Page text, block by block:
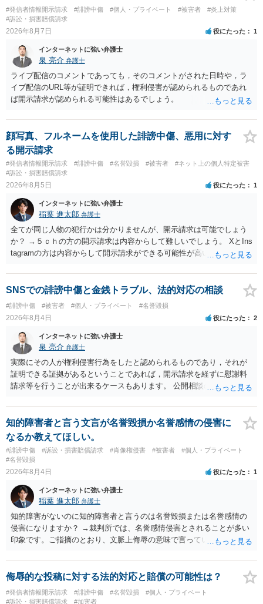
#発信者情報開示請求 #誹謗中傷 #個人・プライベート #被害者
#炎上対策
#訴訟・損害賠償請求
2026年8月7日 役にたった 1
インターネットに強い弁護士
泉 亮介 弁護士
ライブ配信のコメントであっても，そのコメントがされた日時や，ラ
イブ配信のURL等が証明できれば，権利侵害が認められるものであれ
ば開示請求が認められる可能性はあるでしょう。
顔写真、フルネームを使用した誹謗中傷、悪用に対す
る開示請求
#発信者情報開示請求 #誹謗中傷 #名誉毀損 #被害者
#ネット上の個人特定被害
#訴訟・損害賠償請求
2026年8月5日 役にたった 1
インターネットに強い弁護士
稲葉 進太郎 弁護士
全てが同じ人物の犯行かは分かりませんが、開示請求は可能でしょう
か？ →５ｃｈの方の開示請求は内容からして難しいでしょう。 XとIns
tagramの方は内容からして開示請求ができる可能性が高いでしょう。
いでしょう。７月中にアカウントが削除されている場合、今から進め
ても失敗する可能性が高いように思われます。 相手を特定できた場
合、相手に全ての弁護士費用を負担させることは可能でしょうか？ →
訴訟外の交渉で相手方が認めれば負担させることができるでしょう。
訴訟で判決となった場合は、実際の弁護士費用が認められる場合と認
められない場合があり何ともいえないところでしょう。
SNSでの誹謗中傷と金銭トラブル、法的対応の相談
#誹謗中傷 #被害者 #個人・プライベート #名誉毀損
2026年8月4日 役にたった 2
インターネットに強い弁護士
泉 亮介 弁護士
実際にその人が権利侵害行為をしたと認められるものであり，それが
証明できる証拠があるということであれば，開示請求を経ずに慰謝料
請求等を行うことが出来るケースもあります。 公開相談の場では回答
に個別に相談されると良いでしょう。
知的障害者と言う文言が名誉毀損か名誉感情の侵害に
なるか教えてほしい。
#誹謗中傷 #訴訟・損害賠償請求 #肖像権侵害 #被害者
#個人・プライベート
#名誉毀損
2026年8月4日 役にたった 1
インターネットに強い弁護士
稲葉 進太郎 弁護士
知的障害がないのに知的障害者と言うのは名誉毀損または名誉感情の
侵害になりますか？ →裁判所では、名誉感情侵害とされることが多い
印象です。ご指摘のとおり、文脈上侮辱の意味で言っている点も加味
侮辱的な投稿に対する法的対応と賠償の可能性は？
#発信者情報開示請求 #誹謗中傷 #名誉毀損
#個人・プライベート
#訴訟・損害賠償請求
#加害者